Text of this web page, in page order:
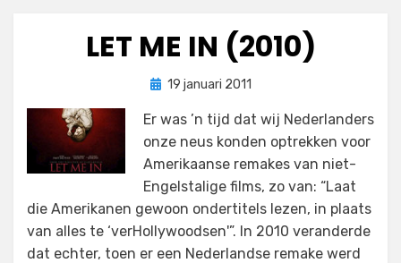
LET ME IN (2010)
doorFilmofiel.nl
Geplaatst
19 januari 2011
Er was ’n tijd dat wij Nederlanders
onze neus konden optrekken voor
Amerikaanse remakes van niet-
Engelstalige films, zo van: “Laat
die Amerikanen gewoon ondertitels lezen, in plaats
van alles te ‘verHollywoodsen'”. In 2010 veranderde
dat echter, toen er een Nederlandse remake werd